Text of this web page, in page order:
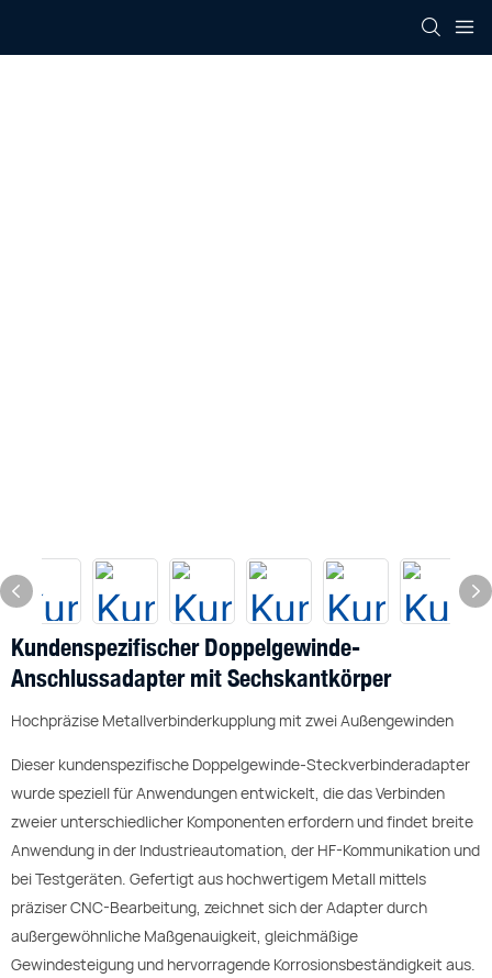
Kundenspezifischer Doppelgewinde-
Anschlussadapter mit Sechskantkörper
Hochpräzise Metallverbinderkupplung mit zwei Außengewinden
Dieser kundenspezifische Doppelgewinde-Steckverbinderadapter
wurde speziell für Anwendungen entwickelt, die das Verbinden
zweier unterschiedlicher Komponenten erfordern und findet breite
Anwendung in der Industrieautomation, der HF-Kommunikation und
bei Testgeräten. Gefertigt aus hochwertigem Metall mittels
präziser CNC-Bearbeitung, zeichnet sich der Adapter durch
außergewöhnliche Maßgenauigkeit, gleichmäßige
Gewindesteigung und hervorragende Korrosionsbeständigkeit aus.